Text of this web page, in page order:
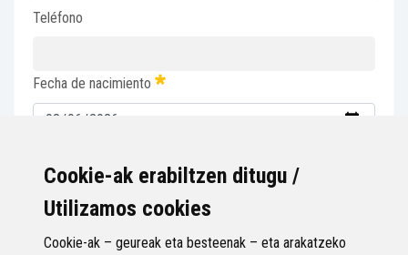
Cookie-ak erabiltzen ditugu /
Utilizamos cookies
Cookie-ak – geureak eta besteenak – eta arakatzeko
Teléfono
Fecha de nacimiento
Votación